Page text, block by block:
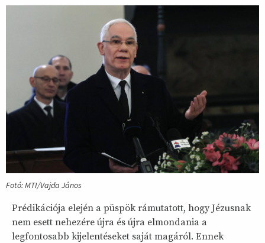
Fotó: MTI/Vajda János
Prédikációja elején a püspök rámutatott, hogy Jézusnak
nem esett nehezére újra és újra elmondania a
legfontosabb kijelentéseket saját magáról. Ennek